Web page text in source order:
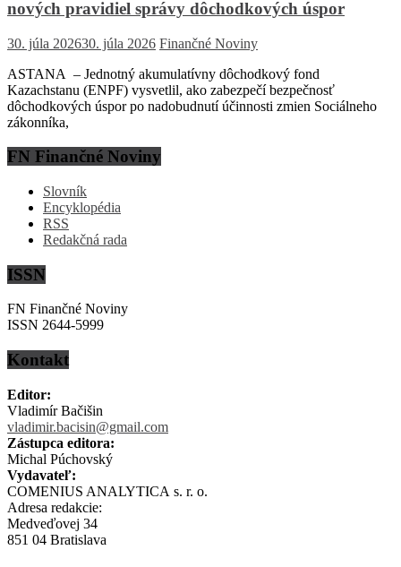
nových pravidiel správy dôchodkových úspor
30. júla 202630. júla 2026 Finančné Noviny
ASTANA – Jednotný akumulatívny dôchodkový fond
Kazachstanu (ENPF) vysvetlil, ako zabezpečí bezpečnosť
dôchodkových úspor po nadobudnutí účinnosti zmien Sociálneho
zákonníka,
FN Finančné Noviny
Slovník
Encyklopédia
RSS
Redakčná rada
ISSN
FN Finančné Noviny
ISSN 2644-5999
Kontakt
Editor:
Vladimír Bačišin
vladimir.bacisin@gmail.com
Zástupca editora:
Michal Púchovský
Vydavateľ:
COMENIUS ANALYTICA s. r. o.
Adresa redakcie:
Medveďovej 34
851 04 Bratislava